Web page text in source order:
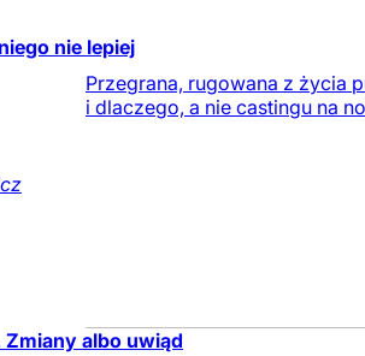
nie lepiej
Przegrana, rugowana z życia
i dlaczego, a nie castingu na
albo uwiąd